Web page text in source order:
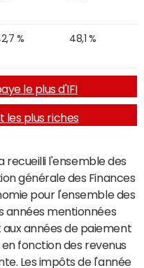
% 48,1 %
le plus d'IFI
les plus riches
recueilli l'ensemble des
générale des Finances
pour l'ensemble des
années mentionnées
années de paiement
fonction des revenus
Les impôts de l'année